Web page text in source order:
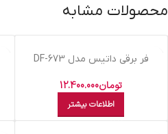
محصولات مشابه
اتمام موجودی
فر برقی داتیس مدل DF-673
تومان12.400.000
اطلاعات بیشتر